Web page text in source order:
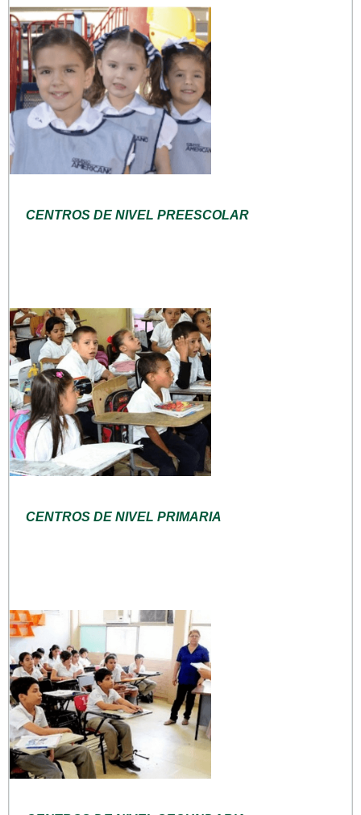
CENTROS DE NIVEL PREESCOLAR
CENTROS DE NIVEL PRIMARIA